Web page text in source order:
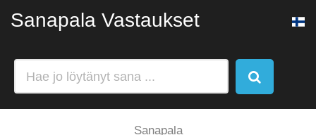
Sanapala Vastaukset
Sanapala